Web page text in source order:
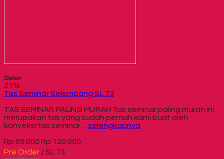
Diskon
21%
Tas Seminar Selempang SL 73
TAS SEMINAR PALING MURAH Tas seminar paling murah ini
merupakan tas yang sudah pernah kami buat oleh
konveksi tas seminar… selengkapnya
Rp 95.000 Rp 120.000
Pre Order / SL 73